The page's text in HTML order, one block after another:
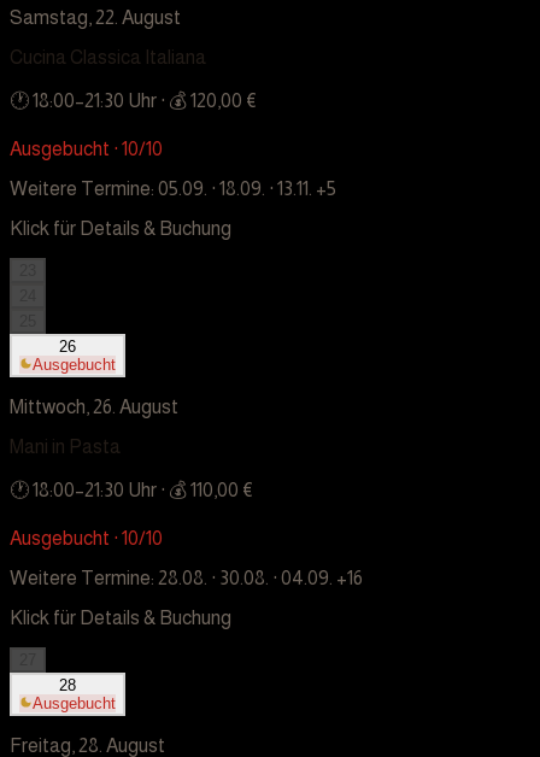
Samstag, 22. August
Cucina Classica Italiana
🕐18:00–21:30 Uhr · 💰 120,00 €
Ausgebucht · 10/10
Weitere Termine: 05.09. · 18.09. · 13.11. +5
Klick für Details & Buchung
26
Ausgebucht
Mittwoch, 26. August
Mani in Pasta
🕐18:00–21:30 Uhr · 💰 110,00 €
Ausgebucht · 10/10
Weitere Termine: 28.08. · 30.08. · 04.09. +16
Klick für Details & Buchung
28
Ausgebucht
Freitag, 28. August